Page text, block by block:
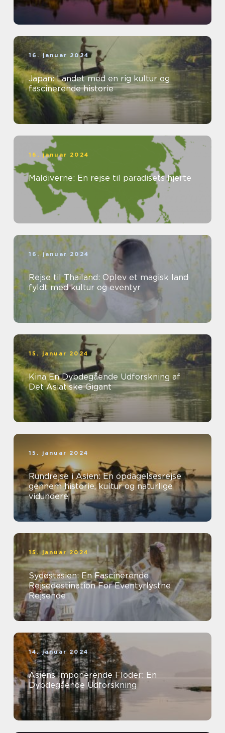
16. januar 2024
Japan: Landet med en rig kultur og
fascinerende historie
16. januar 2024
Maldiverne: En rejse til paradisets hjerte
16. januar 2024
Rejse til Thailand: Oplev et magisk land
fyldt med kultur og eventyr
15. januar 2024
Kina En Dybdegående Udforskning af
Det Asiatiske Gigant
15. januar 2024
Rundrejse i Asien: En opdagelsesrejse
gennem historie, kultur og naturlige
vidundere
15. januar 2024
Sydøstasien: En Fascinerende
Rejsedestination For Eventyrlystne
Rejsende
14. januar 2024
Asiens Imponerende Floder: En
Dybdegående Udforskning